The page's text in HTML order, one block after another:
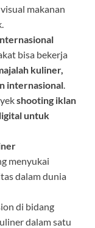
makanan
bisa bekerja
kuliner,
internasional
shooting iklan
untuk
menyukai
dalam dunia
di bidang
dalam satu